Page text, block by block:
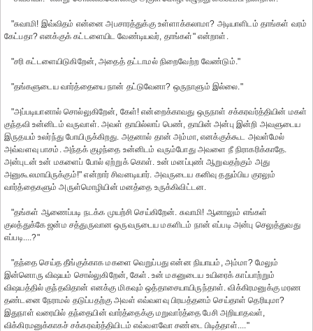
"சுவாமி! இவ்விதம் என்னை அபசாரத்துக்கு உள்ளாக்கலாமா? அடியாளிடம் தாங்கள் வரம்
கேட்பதா? எனக்குக் கட்டளையிட வேண்டியவர், தாங்கள்" என்றாள்.
"சரி கட்டளையிடுகிறேன், அதைத் தட்டாமல் நிறைவேற்ற வேண்டும்."
"தங்களுடைய வார்த்தையை நான் தட்டுவேனா? ஒருநாளும் இல்லை."
"அப்படியானால் சொல்லுகிறேன், கேள்! என்றைக்காவது ஒருநாள் சக்கரவர்த்தியின் மகள்
குந்தவி உன்னிடம் வருவாள். அவள் தாயில்லாப் பெண், தாயின் அன்பு இன்றி அவளுடைய
இருதயம் உலர்ந்து போயிருக்கிறது. அதனால் தான் அம்மா, எனக்குக்கூட அவள்மேல்
அவ்வளவு பாசம். அந்தக் குழந்தை உன்னிடம் வரும்போது அவளை நீ நிராகரிக்காதே.
அன்புடன் உன் மகளைப் போல் ஏற்றுக் கொள். உன் மனப்புண் ஆறுவதற்கும் அது
அனுகூலமாயிருக்கும்!" என்றார் சிவனடியார். அவருடைய கனிவு ததும்பிய குரலும்
வார்த்தைகளும் அருள்மொழியின் மனத்தை உருக்கிவிட்டன.
"தங்கள் ஆணைப்படி நடக்க முயற்சி செய்கிறேன். சுவாமி! ஆனாலும் எங்கள்
குலத்துக்கே ஜன்ம சத்துருவான ஒருவருடைய மகளிடம் நான் எப்படி அன்பு செலுத்துவது
எப்படி....?"
"தந்தை செய்த தீங்குக்காக மகளை வெறுப்பது என்ன நியாயம், அம்மா? மேலும்
இன்னொரு விஷயம் சொல்லுகிறேன், கேள். உன் மகனுடைய உயிரைக் காப்பாற்றும்
விஷயத்தில் குந்தவிதான் எனக்கு மிகவும் ஒத்தாசையாயிருந்தாள். விக்கிரமனுக்கு மரண
தண்டனை நேராமல் தடுப்பதற்கு அவள் எவ்வளவு பிரயத்தனம் செய்தாள் தெரியுமா?
இதுநாள் வரையில் தந்தையின் வார்த்தைக்கு மறுவார்த்தை பேசி அறியாதவள்,
விக்கிரமனுக்காகச் சக்கரவர்த்தியிடம் எவ்வளவோ சண்டை பிடித்தாள்...."